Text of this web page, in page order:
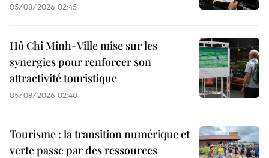
05/08/2026 02:45
Hô Chi Minh-Ville mise sur les
synergies pour renforcer son
attractivité touristique
05/08/2026 02:40
Tourisme : la transition numérique et
verte passe par des ressources